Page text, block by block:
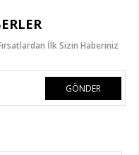
İlk Sizin Haberiniz
GÖNDER